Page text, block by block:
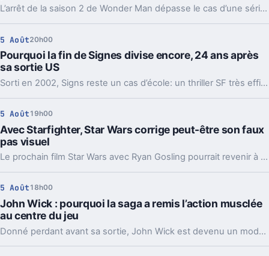
L’arrêt de la saison 2 de Wonder Man dépasse le cas d’une série. Marvel réduit la voilure sur Disney+ pour éviter d’user sa machine cinéma.
5 Août20h00
Pourquoi la fin de Signes divise encore, 24 ans après
sa sortie US
Sorti en 2002, Signs reste un cas d’école: un thriller SF très efficace dont la révélation finale continue de diviser autour de M. Night Shyamalan.
5 Août 19h00
Avec Starfighter, Star Wars corrige peut-être son faux
pas visuel
Le prochain film Star Wars avec Ryan Gosling pourrait revenir à des décors bien réels. Un détail technique, mais pas du tout anodin pour la saga.
5 Août 18h00
John Wick : pourquoi la saga a remis l’action musclée
au centre du jeu
Donné perdant avant sa sortie, John Wick est devenu un modèle pour le cinéma d’action. Et pour Keanu Reeves, ce succès tient aussi au respect du public.